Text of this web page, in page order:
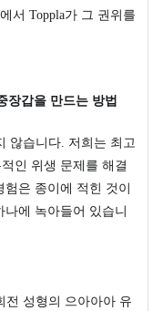
서 Toppla가 그 권위를
장갑을 만드는 방법
않습니다. 저희는 최고
인 위생 문제를 해결
은 종이에 적힌 것이
에 녹아들어 있습니
전 성형의 으아아아 유